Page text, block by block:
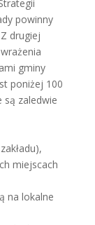
powinny
drugiej
gminy
poniżej 100
zaledwie
miejscach
na lokalne